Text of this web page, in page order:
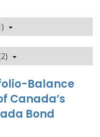
Balance
Canada’s
Bond